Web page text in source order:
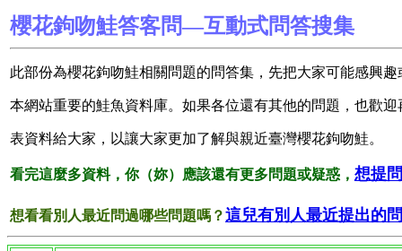
櫻花鉤吻鮭答客問—互動式問答搜集
此部份為櫻花鉤吻鮭相關問題的問答集，先把大家可能感興
本網站重要的鮭魚資料庫。如果各位還有其他的問題，也歡
表資料給大家，以讓大家更加了解與親近臺灣櫻花鉤吻鮭。
看完這麼多資料，你（妳）應該還有更多問題或疑惑， 想提
想看看別人最近問過哪些問題嗎？這兒有別人最近提出的